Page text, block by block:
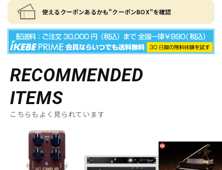
使えるクーポンあるかも"クーポンBOX"を確認
RECOMMENDED
ITEMS
こちらもよく見られています